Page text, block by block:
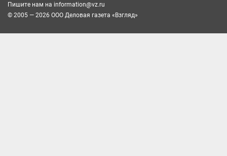
Пишите нам на information@vz.ru
© 2005 — 2026 ООО Деловая газета «Взгляд»